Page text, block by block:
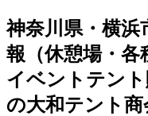
神奈川県・横
報（休憩場・各
イベントテン
の大和テント商